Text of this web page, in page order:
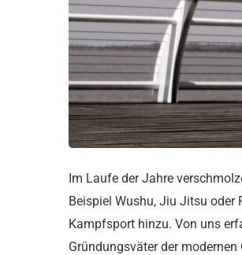
Im Laufe der Jahre
Beispiel Wushu, Jiu Jitsu oder
Kampfsport hinzu. Von uns
Gründungsväter der